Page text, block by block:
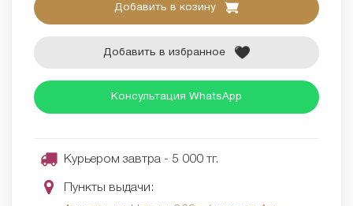
Добавить в козину
Добавить в избранное
Консультация WhatsApp
Курьером завтра - 5 000 тг.
Пункты выдачи: